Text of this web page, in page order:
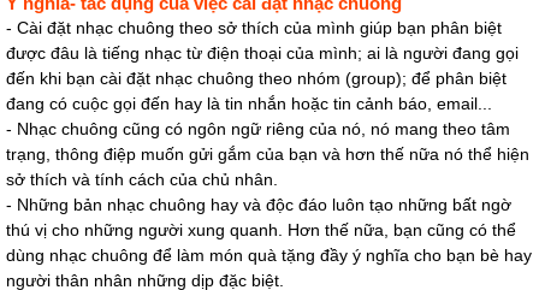
- Cài đặt nhạc chuông theo sở thích của mình giúp bạn phân biệt
được đâu là tiếng nhạc từ điện thoại của mình; ai là người đang gọi
đến khi bạn cài đặt nhạc chuông theo nhóm (group); để phân biệt
đang có cuộc gọi đến hay là tin nhắn hoặc tin cảnh báo, email...
- Nhạc chuông cũng có ngôn ngữ riêng của nó, nó mang theo tâm
trạng, thông điệp muốn gửi gắm của bạn và hơn thế nữa nó thể hiện
sở thích và tính cách của chủ nhân.
- Những bản nhạc chuông hay và độc đáo luôn tạo những bất ngờ
thú vị cho những người xung quanh. Hơn thế nữa, bạn cũng có thể
dùng nhạc chuông để làm món quà tặng đầy ý nghĩa cho bạn bè hay
người thân nhân những dịp đặc biệt.